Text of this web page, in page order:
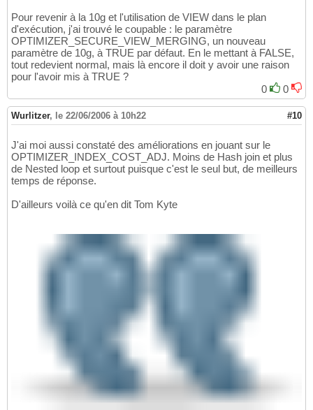
Pour revenir à la 10g et l'utilisation de VIEW dans le plan
d'exécution, j'ai trouvé le coupable : le paramètre
OPTIMIZER_SECURE_VIEW_MERGING, un nouveau
paramètre de 10g, à TRUE par défaut. En le mettant à FALSE,
tout redevient normal, mais là encore il doit y avoir une raison
pour l'avoir mis à TRUE ?
0
0
Wurlitzer, le 22/06/2006 à 10h22 #10
J'ai moi aussi constaté des améliorations en jouant sur le
OPTIMIZER_INDEX_COST_ADJ. Moins de Hash join et plus
de Nested loop et surtout puisque c'est le seul but, de meilleurs
temps de réponse.
D'ailleurs voilà ce qu'en dit Tom Kyte